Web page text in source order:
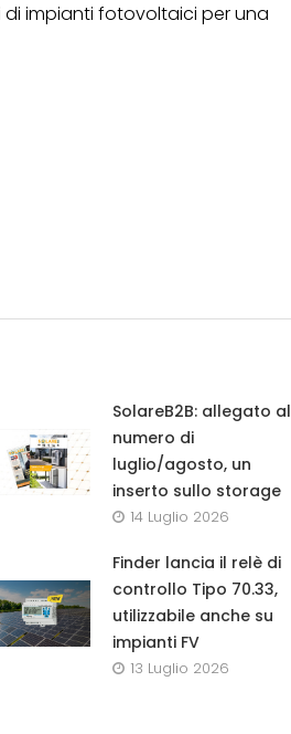
di impianti fotovoltaici per una
SolareB2B: allegato al
numero di
luglio/agosto, un
inserto sullo storage
14 Luglio 2026
Finder lancia il relè di
controllo Tipo 70.33,
utilizzabile anche su
impianti FV
13 Luglio 2026